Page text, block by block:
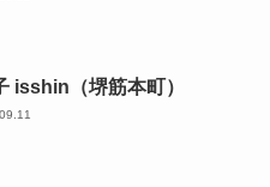
isshin（堺筋本町）